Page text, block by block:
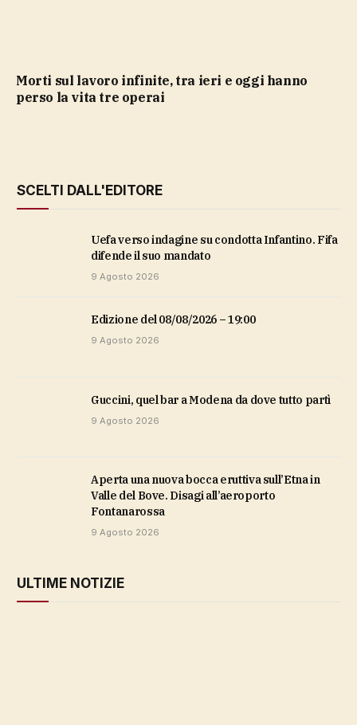
Morti sul lavoro infinite, tra ieri e oggi hanno
perso la vita tre operai
SCELTI DALL'EDITORE
Uefa verso indagine su condotta Infantino. Fifa
difende il suo mandato
9 Agosto 2026
Edizione del 08/08/2026 – 19:00
9 Agosto 2026
Guccini, quel bar a Modena da dove tutto partì
9 Agosto 2026
Aperta una nuova bocca eruttiva sull’Etna in
Valle del Bove. Disagi all’aeroporto
Fontanarossa
9 Agosto 2026
ULTIME NOTIZIE